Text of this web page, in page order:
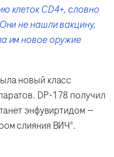
клеток CD4+, словно
не нашли вакцину,
им новое оружие
новый класс
DP-178 получил
энфувиртидом —
слияния ВИЧ 8.